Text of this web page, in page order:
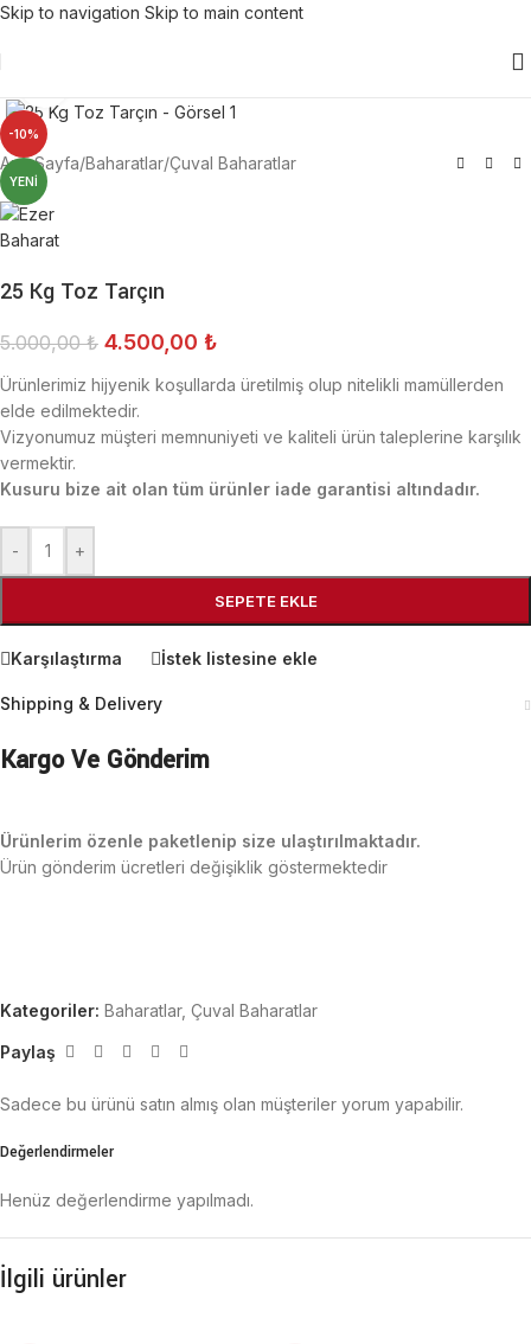
Skip to navigation Skip to main content
-10%
YENI
Ana Sayfa/Baharatlar/Çuval Baharatlar
25 Kg Toz Tarçın
5.000,00₺ 4.500,00 ₺
Ürünlerimiz hijyenik koşullarda üretilmiş olup nitelikli mamüllerden
elde edilmektedir.
Vizyonumuz müşteri memnuniyeti ve kaliteli ürün taleplerine karşılık
vermektir.
Kusuru bize ait olan tüm ürünler iade garantisi altındadır.
- +
SEPETE EKLE
Karşılaştırma İstek listesine ekle
Shipping & Delivery
Kargo Ve Gönderim
Ürünlerim özenle paketlenip size ulaştırılmaktadır.
Ürün gönderim ücretleri değişiklik göstermektedir
Kategoriler: Baharatlar, Çuval Baharatlar
Paylaş
Değerlendirmeler
Henüz değerlendirme yapılmadı.
Sadece bu ürünü satın almış olan müşteriler yorum yapabilir.
İlgili ürünler